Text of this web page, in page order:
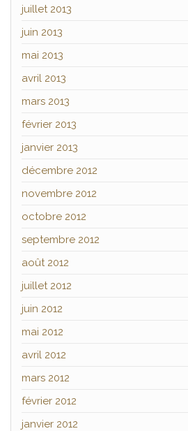
juillet 2013
juin 2013
mai 2013
avril 2013
mars 2013
février 2013
janvier 2013
décembre 2012
novembre 2012
octobre 2012
septembre 2012
août 2012
juillet 2012
juin 2012
mai 2012
avril 2012
mars 2012
février 2012
janvier 2012